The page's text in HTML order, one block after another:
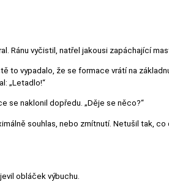
Ránu vyčistil, natřel jakousi zapáchající
to vypadalo, že se formace vrátí na
„Letadlo!“
se naklonil dopředu. „Děje se něco?“
souhlas, nebo zmítnutí. Netušil tak, co
obláček výbuchu.